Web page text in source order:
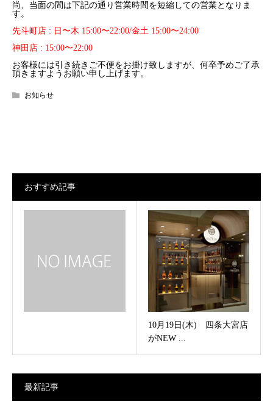
尚、当面の間は下記の通り営業時間を短縮しての営業となりま
す。
先斗町店 : 日〜木 15:00〜22:00/金土 15:00〜24:00
神田店 : 15:00〜22:00
お客様には引き続きご不便をお掛け致しますが、何卒予めご了承
頂きますようお願い申し上げます。
お知らせ
おすすめ記事
10月19日(木) 四条大宮店
がNEW ...
最新記事